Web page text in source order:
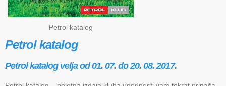
Petrol katalog
Petrol katalog
Petrol katalog velja od 01. 07. do 20. 08. 2017.